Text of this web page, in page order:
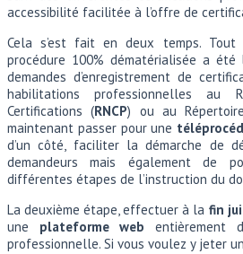
accessibilité facilitée à l’offre de
Cela s’est fait en deux temps. Tout
procédure 100% dématérialisée a été
demandes d’enregistrement de
habilitations professionnelles au
Certifications (RNCP) ou au
maintenant passer pour une
d’un côté, faciliter la démarche de
demandeurs mais également de
différentes étapes de l’instruction du
La deuxième étape, effectuer à la fin
une plateforme web entièrement
professionnelle. Si vous voulez y jeter